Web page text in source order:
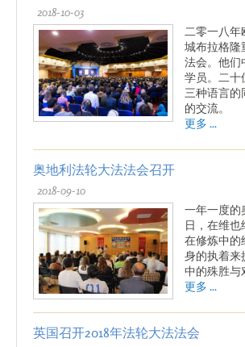
2018-10-03
二零一八
城布拉格隆
法会。他们
学员。二十
三种语言的
的交流。
更多 ...
奥地利法轮大法法会召开
2018-09-10
一年一度的
日，在维
在修炼中的
身的执着来
中的殊胜与
更多 ...
英国召开2018年法轮大法法会